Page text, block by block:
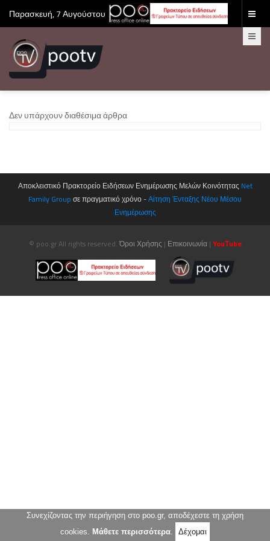
Παρασκευή, 7 Αυγούστου 2026
Δεν υπάρχουν διαθέσιμα άρθρα
Αποκλειστικό Πρακτορείο Ειδήσεων Ενημέρωσης Μελών Κοινότητας Net
Family Group σε πραγματικό χρόνο -Αίτηση Ένταξης Νέου Μέσου
Ενημέρωσης
© poo.gr All rights reserved.Όροι Χρήσης| Επικοινωνία| YouΤube
Συνεχίζοντας την περιήγηση στο poo.gr, αποδέχεστε τη χρήση
cookies. Μάθετε περισσότερα.